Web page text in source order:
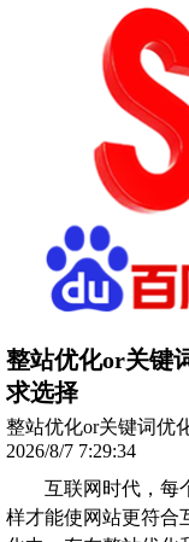
整站优化or关键
求选择
整站优化or关键词优
2026/8/7 7:29:34
互联网时代，每
样才能使网站更符合